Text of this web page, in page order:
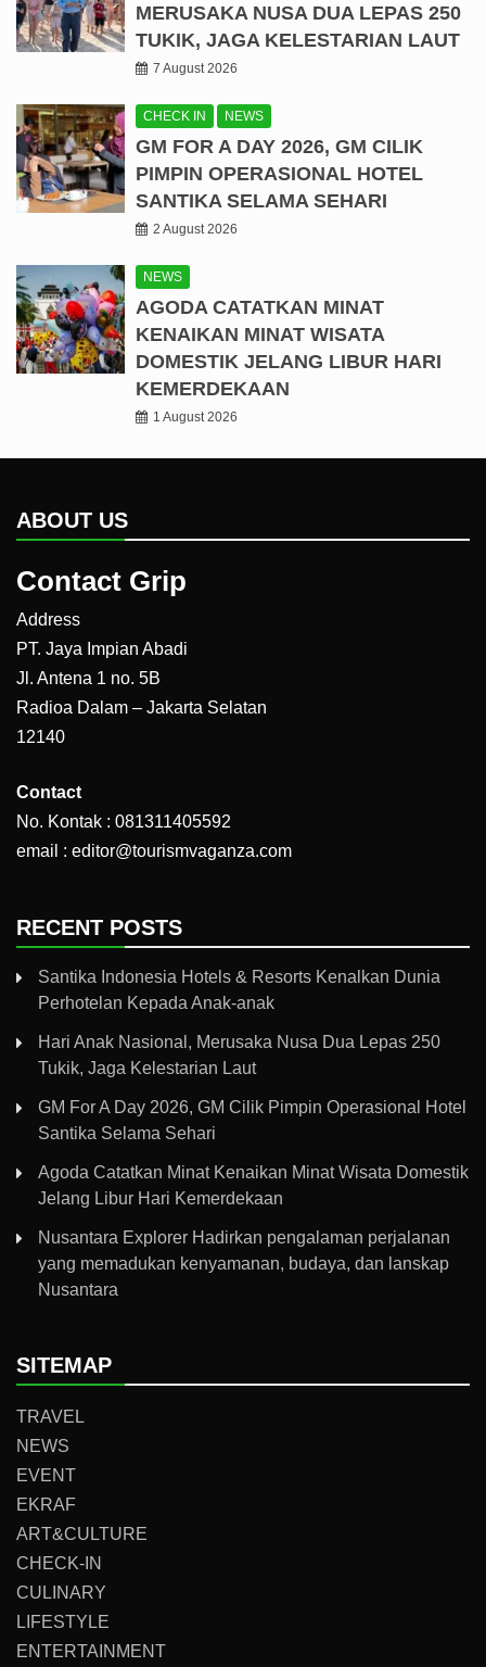
MERUSAKA NUSA DUA LEPAS 250
TUKIK, JAGA KELESTARIAN LAUT
7 August 2026
CHECK IN NEWS
GM FOR A DAY 2026, GM CILIK
PIMPIN OPERASIONAL HOTEL
SANTIKA SELAMA SEHARI
2 August 2026
NEWS
AGODA CATATKAN MINAT
KENAIKAN MINAT WISATA
DOMESTIK JELANG LIBUR HARI
KEMERDEKAAN
1 August 2026
ABOUT US
Contact Grip
Address
PT. Jaya Impian Abadi
Jl. Antena 1 no. 5B
Radioa Dalam – Jakarta Selatan
12140
Contact
No. Kontak : 081311405592
email : editor@tourismvaganza.com
RECENT POSTS
Santika Indonesia Hotels & Resorts Kenalkan Dunia
Perhotelan Kepada Anak-anak
Hari Anak Nasional, Merusaka Nusa Dua Lepas 250
Tukik, Jaga Kelestarian Laut
GM For A Day 2026, GM Cilik Pimpin Operasional Hotel
Santika Selama Sehari
Agoda Catatkan Minat Kenaikan Minat Wisata Domestik
Jelang Libur Hari Kemerdekaan
Nusantara Explorer Hadirkan pengalaman perjalanan
yang memadukan kenyamanan, budaya, dan lanskap
Nusantara
SITEMAP
TRAVEL
NEWS
EVENT
EKRAF
ART&CULTURE
CHECK-IN
CULINARY
LIFESTYLE
ENTERTAINMENT